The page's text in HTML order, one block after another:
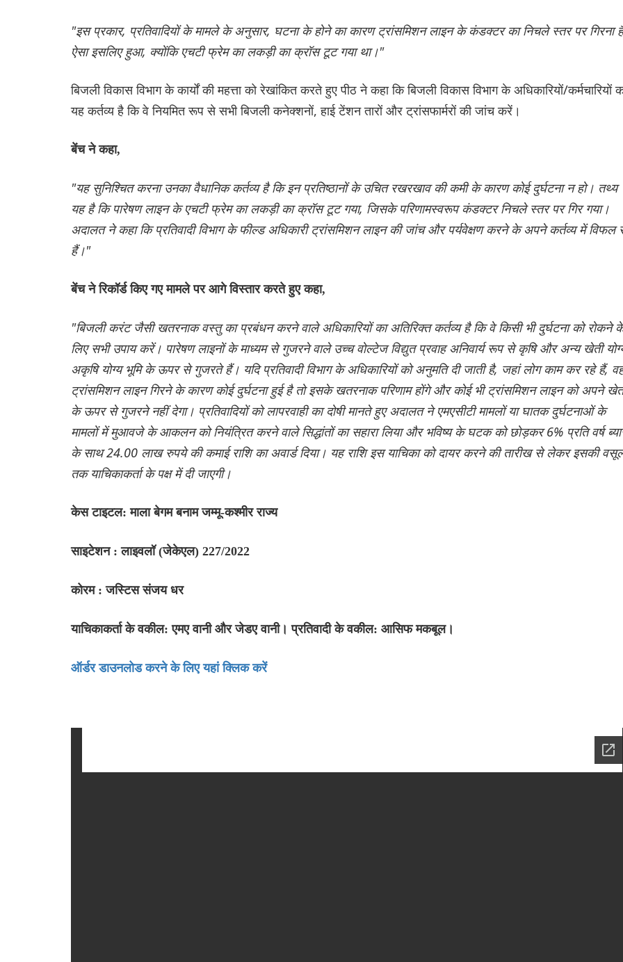
"इस प्रकार, प्रतिवादियों के मामले के अनुसार, घटना के होने का कारण ट्रांसमिशन लाइन के कंडक्टर का निचले स्तर पर गिरना
ऐसा इसलिए हुआ, क्योंकि एचटी फ्रेम का लकड़ी का क्रॉस टूट गया था।"
बिजली विकास विभाग के कार्यों की महत्ता को रेखांकित करते हुए पीठ ने कहा कि बिजली विकास विभाग के अधिकारियों/कर्मचारियों
यह कर्तव्य है कि वे नियमित रूप से सभी बिजली कनेक्शनों, हाई टेंशन तारों और ट्रांसफार्मरों की जांच करें।
बेंच ने कहा,
"यह सुनिश्चित करना उनका वैधानिक कर्तव्य है कि इन प्रतिष्ठानों के उचित रखरखाव की कमी के कारण कोई दुर्घटना न हो। तथ्य
यह है कि पारेषण लाइन के एचटी फ्रेम का लकड़ी का क्रॉस टूट गया, जिसके परिणामस्वरूप कंडक्टर निचले स्तर पर गिर गया।
अदालत ने कहा कि प्रतिवादी विभाग के फील्ड अधिकारी ट्रांसमिशन लाइन की जांच और पर्यवेक्षण करने के अपने कर्तव्य में विफल
हैं।"
बेंच ने रिकॉर्ड किए गए मामले पर आगे विस्तार करते हुए कहा,
"बिजली करंट जैसी खतरनाक वस्तु का प्रबंधन करने वाले अधिकारियों का अतिरिक्त कर्तव्य है कि वे किसी भी दुर्घटना को रोकने
लिए सभी उपाय करें। पारेषण लाइनों के माध्यम से गुजरने वाले उच्च वोल्टेज विद्युत प्रवाह अनिवार्य रूप से कृषि और अन्य खेती
अकृषि योग्य भूमि के ऊपर से गुजरते हैं। यदि प्रतिवादी विभाग के अधिकारियों को अनुमति दी जाती है, जहां लोग काम कर रहे हैं,
ट्रांसमिशन लाइन गिरने के कारण कोई दुर्घटना हुई है तो इसके खतरनाक परिणाम होंगे और कोई भी ट्रांसमिशन लाइन को अपने
के ऊपर से गुजरने नहीं देगा। प्रतिवादियों को लापरवाही का दोषी मानते हुए अदालत ने एमएसीटी मामलों या घातक दुर्घटनाओं के
मामलों में मुआवजे के आकलन को नियंत्रित करने वाले सिद्धांतों का सहारा लिया और भविष्य के घटक को छोड़कर 6% प्रति वर्ष
के साथ 24.00 लाख रुपये की कमाई राशि का अवार्ड दिया। यह राशि इस याचिका को दायर करने की तारीख से लेकर इसकी
तक याचिकाकर्ता के पक्ष में दी जाएगी।
केस टाइटल: माला बेगम बनाम जम्मू-कश्मीर राज्य
साइटेशन : लाइवलॉ (जेकेएल) 227/2022
कोरम : जस्टिस संजय धर
याचिकाकर्ता के वकील: एमए वानी और जेडए वानी। प्रतिवादी के वकील: आसिफ मकबूल।
ऑर्डर डाउनलोड करने के लिए यहां क्लिक करें